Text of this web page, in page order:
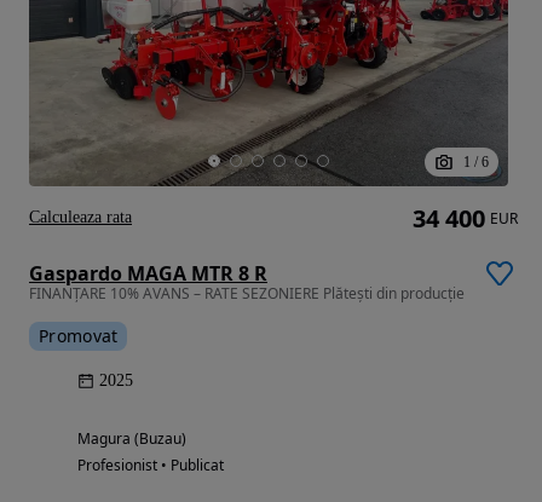
1 / 6
Gaspardo MAGA MTR 8 R
FINANȚARE 10% AVANS – RATE SEZONIERE Plătești din producție
Promovat
2025
Magura (Buzau)
Profesionist • Publicat
34 400 EUR
Calculeaza rata